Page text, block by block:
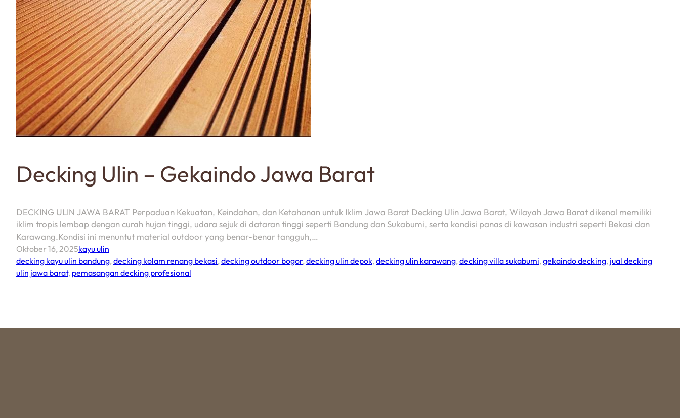
Decking Ulin – Gekaindo Jawa Barat
DECKING ULIN JAWA BARAT Perpaduan Kekuatan, Keindahan, dan Ketahanan untuk Iklim Jawa Barat Decking Ulin Jawa Barat, Wilayah Jawa Barat dikenal memiliki
iklim tropis lembap dengan curah hujan tinggi, udara sejuk di dataran tinggi seperti Bandung dan Sukabumi, serta kondisi panas di kawasan industri seperti Bekasi dan
Karawang.Kondisi ini menuntut material outdoor yang benar-benar tangguh,…
Oktober 16, 2025kayu ulin
decking kayu ulin bandung,decking kolam renang bekasi,decking outdoor bogor,decking ulin depok,decking ulin karawang,decking villa sukabumi,gekaindo decking, jual decking
ulin jawa barat, pemasangan decking profesional